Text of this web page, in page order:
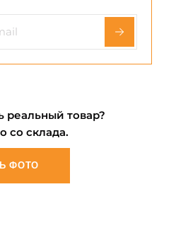
реальный товар?
со склада.
ФОТО